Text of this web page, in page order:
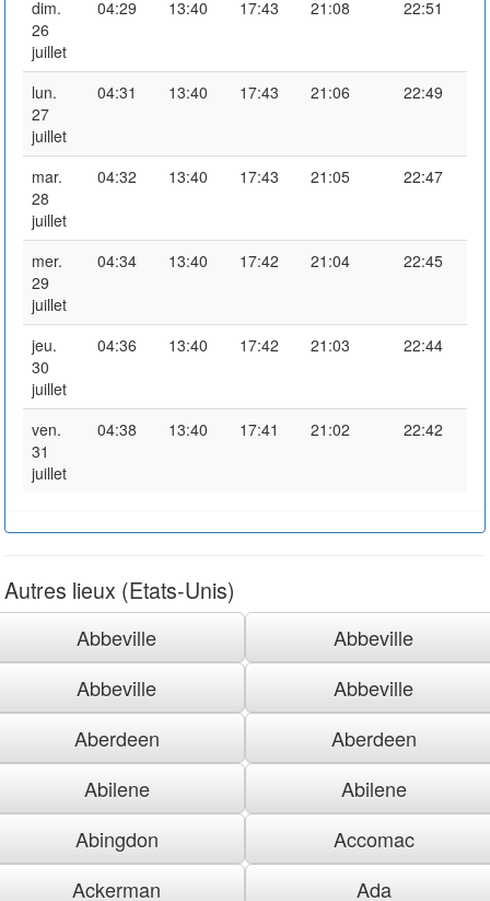
dim.
26
juillet
04:29 13:40 17:43 21:08 22:51
lun.
27
juillet
04:31 13:40 17:43 21:06 22:49
mar.
28
juillet
04:32 13:40 17:43 21:05 22:47
mer.
29
juillet
04:34 13:40 17:42 21:04 22:45
jeu.
30
juillet
04:36 13:40 17:42 21:03 22:44
ven.
31
juillet
04:38 13:40 17:41 21:02 22:42
Autres lieux (Etats-Unis)
Abbeville
Abbeville
Abbeville
Abbeville
Aberdeen
Aberdeen
Abilene
Abilene
Abingdon
Accomac
Ackerman
Ada